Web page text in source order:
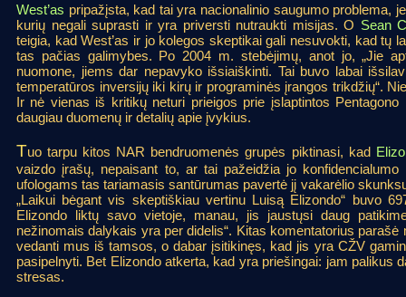
West’as pripažįsta, kad tai yra nacionalinio saugumo problema,
kurių negali suprasti ir yra priversti nutraukti misijas. O Sean
teigia, kad West’as ir jo kolegos skeptikai gali nesuvokti, kad tų
tas pačias galimybes. Po 2004 m. stebėjimų, anot jo, „Jie
nuomone, jiems dar nepavyko išsiaiškinti. Tai buvo labai
temperatūros inversijų iki kirų ir programinės įrangos trikdžių“.
Ir nė vienas iš kritikų neturi prieigos prie įslaptintos Pentagono
daugiau duomenų ir detalių apie įvykius.
Tuo tarpu kitos NAR bendruomenės grupės piktinasi, kad
vaizdo įrašų, nepaisant to, ar tai pažeidžia jo
ufologams tas tariamasis santūrumas pavertė jį vakarėlio
„Laikui bėgant vis skeptiškiau vertinu Luisą Elizondo“ buvo
Elizondo liktų savo vietoje, manau, jis jaustųsi daug
nežinomais dalykais yra per didelis“. Kitas komentatorius
vedanti mus iš tamsos, o dabar įsitikinęs, kad jis yra CŽV
pasipelnyti. Bet Elizondo atkerta, kad yra priešingai: jam palikus
stresas.